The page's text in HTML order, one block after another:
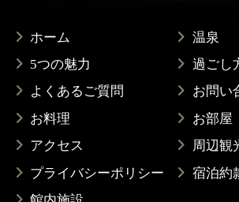
ホーム
5つの魅力
よくあるご質問
温泉
過ごし
お問い
お料理
アクセス
プライバシーポリシー
お部屋
周辺観
宿泊約